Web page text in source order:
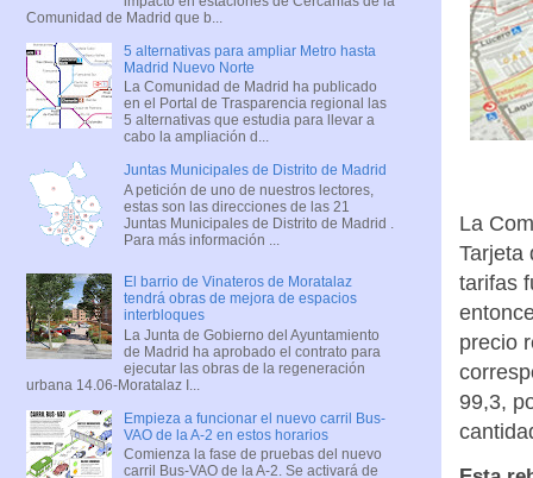
La
Tarjeta
tarifas
precio
99,3,
Comunidad de Madrid que b...
5 alternativas para ampliar Metro hasta
Madrid Nuevo Norte
La Comunidad de Madrid ha publicado
en el Portal de Trasparencia regional las
5 alternativas que estudia para llevar a
cabo la ampliación d...
Juntas Municipales de Distrito de Madrid
A petición de uno de nuestros lectores,
estas son las direcciones de las 21
Juntas Municipales de Distrito de Madrid .
Para más información ...
El barrio de Vinateros de Moratalaz
tendrá obras de mejora de espacios
interbloques
La Junta de Gobierno del Ayuntamiento
de Madrid ha aprobado el contrato para
ejecutar las obras de la regeneración
urbana 14.06-Moratalaz I...
Empieza a funcionar el nuevo carril Bus-
VAO de la A-2 en estos horarios
Comienza la fase de pruebas del nuevo
carril Bus-VAO de la A-2. Se activará de